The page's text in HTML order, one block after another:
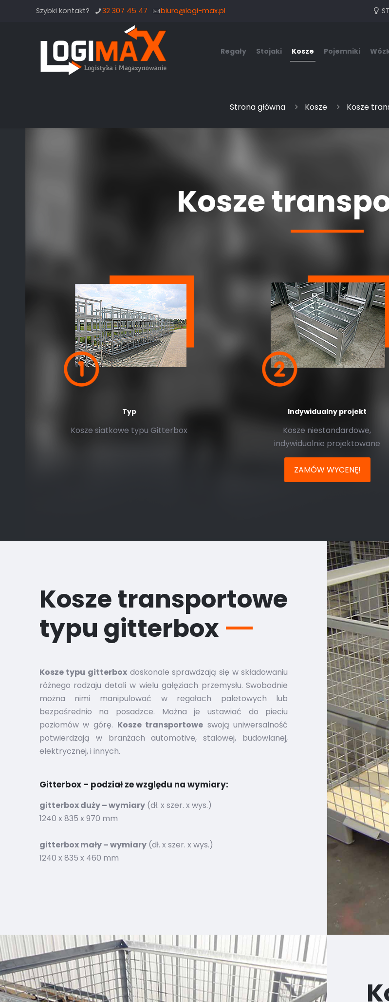
Szybki kontakt? 32 307 45 47 biuro@logi-max.pl
Regały Stojaki Kosze Pojemniki
Strona główna Kosze Kosze
Kosze
Typ
Kosze siatkowe typu Gitterbox
Indywidualny projekt
Kosze niestandardowe,
indywidualnie projektowane
ZAMÓW WYCENĘ!
Kosze transportowe
typu gitterbox
Kosze typu gitterboxdoskonale sprawdzają się w składowaniu
różnego rodzaju detali w wielu gałęziach przemysłu. Swobodnie
można nimi manipulować w regałach paletowych lub
bezpośrednio na posadzce. Można je ustawiać do pieciu
poziomów w górę. Kosze transportowe swoją uniwersalność
potwierdzają w branżach automotive, stalowej, budowlanej,
elektrycznej, i innych.
Gitterbox – podział ze względu na wymiary:
gitterbox duży – wymiary(dł. x szer. x wys.)
1240 x 835 x 970 mm
gitterbox mały – wymiary(dł. x szer. x wys.)
1240 x 835 x 460 mm